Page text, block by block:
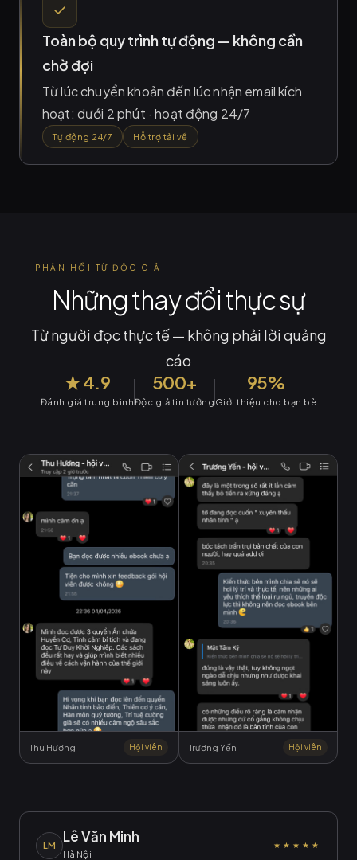
Toàn bộ quy trình tự động — không cần
chờ đợi
Từ lúc chuyển khoản đến lúc nhận email kích
hoạt: dưới 2 phút · hoạt động 24/7
Tự động 24/7 Hỗ trợ tải về
PHẢN HỒI TỪ ĐỘC GIẢ
Những thay đổi thực sự
Từ người đọc thực tế — không phải lời quảng
cáo
★ 4.9
Đánh giá trung bình
500+
Độc giả tin tưởng
95%
Giới thiệu cho bạn bè
Thu Hương Hội viên Trương Yến Hội viên
LM
Lê Văn Minh
Hà Nội
★★★★★